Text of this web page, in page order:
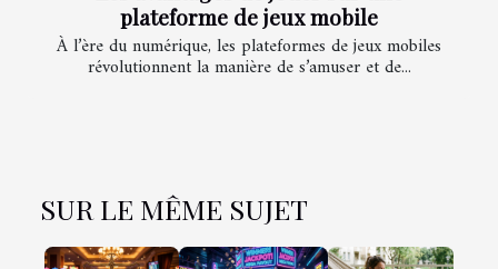
plateforme de jeux mobile
À l’ère du numérique, les plateformes de jeux mobiles
révolutionnent la manière de s’amuser et de...
SUR LE MÊME SUJET